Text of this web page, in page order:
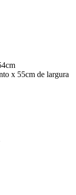
x 55cm de largura